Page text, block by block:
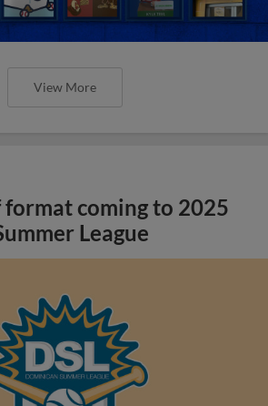
View More
coming to 2025
League